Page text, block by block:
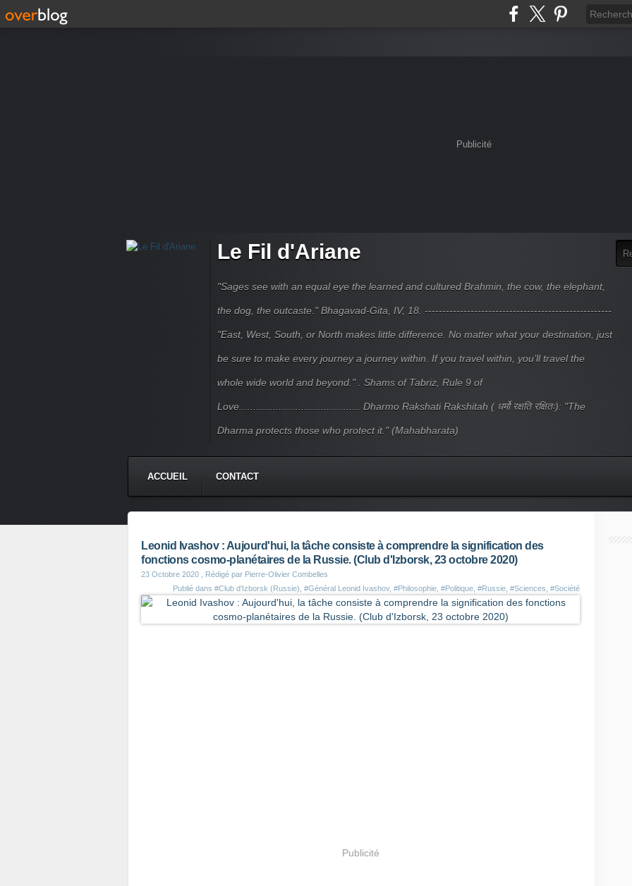
Publicité
Le Fil d'Ariane
"Sages see with an equal eye the learned and cultured Brahmin, the cow, the elephant,
the dog, the outcaste." Bhagavad-Gita, IV, 18. -----------------------------------------------------
"East, West, South, or North makes little difference. No matter what your destination, just
be sure to make every journey a journey within. If you travel within, you’ll travel the
whole wide world and beyond." . Shams of Tabriz, Rule 9 of
Love........................................... Dharmo Rakshati Rakshitah ( धर्मो रक्षति रक्षितः): "The
Dharma protects those who protect it." (Mahabharata)
ACCUEIL CONTACT
Leonid Ivashov : Aujourd'hui, la tâche consiste à comprendre la signification des
fonctions cosmo-planétaires de la Russie. (Club d'Izborsk, 23 octobre 2020)
23 Octobre 2020 , Rédigé par Pierre-Olivier Combelles
Publié dans #Club d'Izborsk (Russie) #Général Leonid Ivashov, #Philosophie #Politique #Russie #Sciences #Société
Publicité